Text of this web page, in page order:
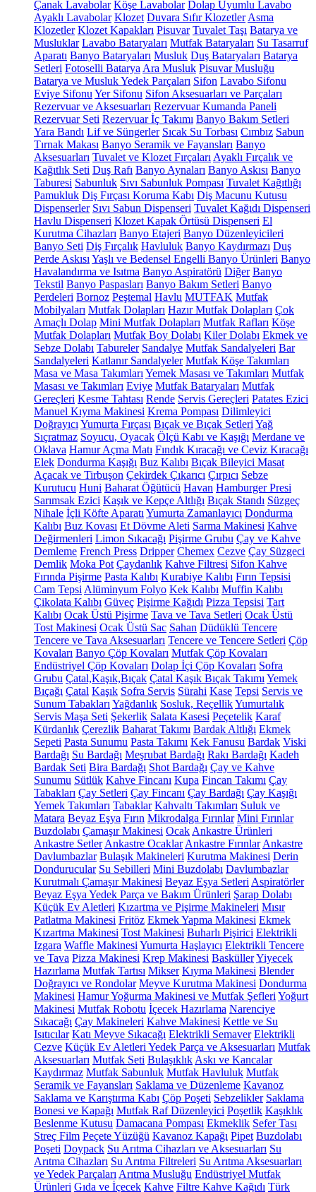
Çanak Lavabolar Köşe Lavabolar Dolap Uyumlu Lavabo
Ayaklı Lavabolar Klozet Duvara Sıfır Klozetler Asma
Klozetler Klozet Kapakları Pisuvar Tuvalet Taşı Batarya ve
Musluklar Lavabo Bataryaları Mutfak Bataryaları Su Tasarruf
Aparatı Banyo Bataryaları Musluk Duş Bataryaları Batarya
Setleri Fotoselli Batarya Ara Musluk Pisuvar Musluğu
Batarya ve Musluk Yedek Parçaları Sifon Lavabo Sifonu
Eviye Sifonu Yer Sifonu Sifon Aksesuarları ve Parçaları
Rezervuar ve Aksesuarları Rezervuar Kumanda Paneli
Rezervuar Seti Rezervuar İç Takımı Banyo Bakım Setleri
Yara Bandı Lif ve Süngerler Sıcak Su Torbası Cımbız Sabun
Tırnak Makası Banyo Seramik ve Fayansları Banyo
Aksesuarları Tuvalet ve Klozet Fırçaları Ayaklı Fırçalık ve
Kağıtlık Seti Duş Rafı Banyo Aynaları Banyo Askısı Banyo
Taburesi Sabunluk Sıvı Sabunluk Pompası Tuvalet Kağıtlığı
Pamukluk Diş Fırçası Koruma Kabı Diş Macunu Kutusu
Dispenserler Sıvı Sabun Dispenseri Tuvalet Kağıdı Dispenseri
Havlu Dispenseri Klozet Kapak Örtüsü Dispenseri El
Kurutma Cihazları Banyo Etajeri Banyo Düzenleyicileri
Banyo Seti Diş Fırçalık Havluluk Banyo Kaydırmazı Duş
Perde Askısı Yaşlı ve Bedensel Engelli Banyo Ürünleri Banyo
Havalandırma ve Isıtma Banyo Aspiratörü Diğer Banyo
Tekstil Banyo Paspasları Banyo Bakım Setleri Banyo
Perdeleri Bornoz Peştemal Havlu MUTFAK Mutfak
Mobilyaları Mutfak Dolapları Hazır Mutfak Dolapları Çok
Amaçlı Dolap Mini Mutfak Dolapları Mutfak Rafları Köşe
Mutfak Dolapları Mutfak Boy Dolabı Kiler Dolabı Ekmek ve
Sebze Dolabı Tabureler Sandalye Mutfak Sandalyeleri Bar
Sandalyeleri Katlanır Sandalyeler Mutfak Köşe Takımları
Masa ve Masa Takımları Yemek Masası ve Takımları Mutfak
Masası ve Takımları Eviye Mutfak Bataryaları Mutfak
Gereçleri Kesme Tahtası Rende Servis Gereçleri Patates Ezici
Manuel Kıyma Makinesi Krema Pompası Dilimleyici
Doğrayıcı Yumurta Fırçası Bıçak ve Bıçak Setleri Yağ
Sıçratmaz Soyucu, Oyacak Ölçü Kabı ve Kaşığı Merdane ve
Oklava Hamur Açma Matı Fındık Kıracağı ve Ceviz Kıracağı
Elek Dondurma Kaşığı Buz Kalıbı Bıçak Bileyici Masat
Açacak ve Tirbuşon Çekirdek Çıkarıcı Çırpıcı Sebze
Kurutucu Huni Baharat Öğütücü Havan Hamburger Presi
Sarımsak Ezici Kaşık ve Kepçe Altlığı Bıçak Standı Süzgeç
Nihale İçli Köfte Aparatı Yumurta Zamanlayıcı Dondurma
Kalıbı Buz Kovası Et Dövme Aleti Sarma Makinesi Kahve
Değirmenleri Limon Sıkacağı Pişirme Grubu Çay ve Kahve
Demleme French Press Dripper Chemex Cezve Çay Süzgeci
Demlik Moka Pot Çaydanlık Kahve Filtresi Sifon Kahve
Fırında Pişirme Pasta Kalıbı Kurabiye Kalıbı Fırın Tepsisi
Cam Tepsi Alüminyum Folyo Kek Kalıbı Muffin Kalıbı
Çikolata Kalıbı Güveç Pişirme Kağıdı Pizza Tepsisi Tart
Kalıbı Ocak Üstü Pişirme Tava ve Tava Setleri Ocak Üstü
Tost Makinesi Ocak Üstü Sac Sahan Düdüklü Tencere
Tencere ve Tava Aksesuarları Tencere ve Tencere Setleri Çöp
Kovaları Banyo Çöp Kovaları Mutfak Çöp Kovaları
Endüstriyel Çöp Kovaları Dolap İçi Çöp Kovaları Sofra
Grubu Çatal,Kaşık,Bıçak Çatal Kaşık Bıçak Takımı Yemek
Bıçağı Çatal Kaşık Sofra Servis Sürahi Kase Tepsi Servis ve
Sunum Tabakları Yağdanlık Sosluk, ReçellikYumurtalık
Servis Maşa Seti Şekerlik Salata Kasesi Peçetelik Karaf
Kürdanlık Çerezlik Baharat Takımı Bardak Altlığı Ekmek
Sepeti Pasta Sunumu Pasta Takımı Kek Fanusu Bardak Viski
Bardağı Su Bardağı Meşrubat Bardağı Rakı Bardağı Kadeh
Bardak Seti Bira Bardağı Shot Bardağı Çay ve Kahve
Sunumu Sütlük Kahve Fincanı Kupa Fincan Takımı Çay
Tabakları Çay Setleri Çay Fincanı Çay Bardağı Çay Kaşığı
Yemek Takımları Tabaklar Kahvaltı Takımları Suluk ve
Matara Beyaz Eşya Fırın Mikrodalga Fırınlar Mini Fırınlar
Buzdolabı Çamaşır Makinesi Ocak Ankastre Ürünleri
Ankastre Setler Ankastre Ocaklar Ankastre Fırınlar Ankastre
Davlumbazlar Bulaşık Makineleri Kurutma Makinesi Derin
Dondurucular Su Sebilleri Mini Buzdolabı Davlumbazlar
Kurutmalı Çamaşır Makinesi Beyaz Eşya Setleri Aspiratörler
Beyaz Eşya Yedek Parça ve Bakım Ürünleri Şarap Dolabı
Küçük Ev Aletleri Kızartma ve Pişirme Makineleri Mısır
Patlatma Makinesi Fritöz Ekmek Yapma Makinesi Ekmek
Kızartma Makinesi Tost Makinesi Buharlı Pişirici Elektrikli
Izgara Waffle Makinesi Yumurta Haşlayıcı Elektrikli Tencere
ve Tava Pizza Makinesi Krep Makinesi BasküllerYiyecek
Hazırlama Mutfak Tartısı Mikser Kıyma Makinesi Blender
Doğrayıcı ve Rondolar Meyve Kurutma Makinesi Dondurma
Makinesi Hamur Yoğurma Makinesi ve Mutfak Şefleri Yoğurt
Makinesi Mutfak Robotu İçecek Hazırlama Narenciye
Sıkacağı Çay Makineleri Kahve Makinesi Kettle ve Su
Isıtıcılar Katı Meyve Sıkacağı Elektrikli Semaver Elektrikli
Cezve Küçük Ev Aletleri Yedek Parça ve Aksesuarları Mutfak
Aksesuarları Mutfak Seti Bulaşıklık Askı ve Kancalar
Kaydırmaz Mutfak Sabunluk Mutfak Havluluk Mutfak
Seramik ve Fayansları Saklama ve Düzenleme Kavanoz
Saklama ve Karıştırma Kabı Çöp Poşeti Sebzelikler Saklama
Bonesi ve Kapağı Mutfak Raf Düzenleyici Poşetlik Kaşıklık
Beslenme Kutusu Damacana Pompası Ekmeklik Sefer Tası
Streç Film Peçete Yüzüğü Kavanoz Kapağı Pipet Buzdolabı
Poşeti Doypack Su Arıtma Cihazları ve Aksesuarları Su
Arıtma Cihazları Su Arıtma Filtreleri Su Arıtma Aksesuarları
ve Yedek Parçaları Arıtma Musluğu Endüstriyel Mutfak
Ürünleri Gıda ve İçecek Kahve Filtre Kahve Kağıdı Türk